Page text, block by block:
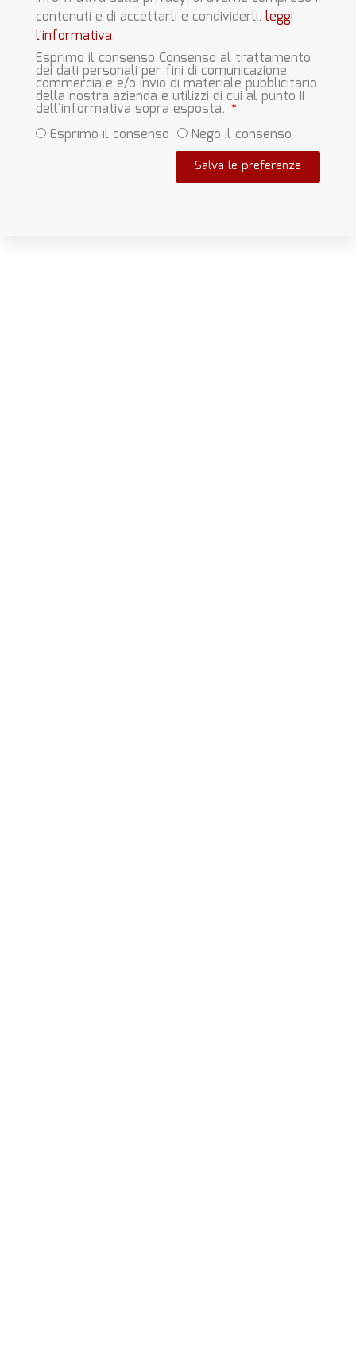
contenuti e di accettarli e condividerli. leggi
l'informativa.
Esprimo il consenso Consenso al trattamento
dei dati personali per fini di comunicazione
commerciale e/o invio di materiale pubblicitario
della nostra azienda e utilizzi di cui al punto II
dell’informativa sopra esposta.
Esprimo il consenso
Nego il consenso
Salva le preferenze